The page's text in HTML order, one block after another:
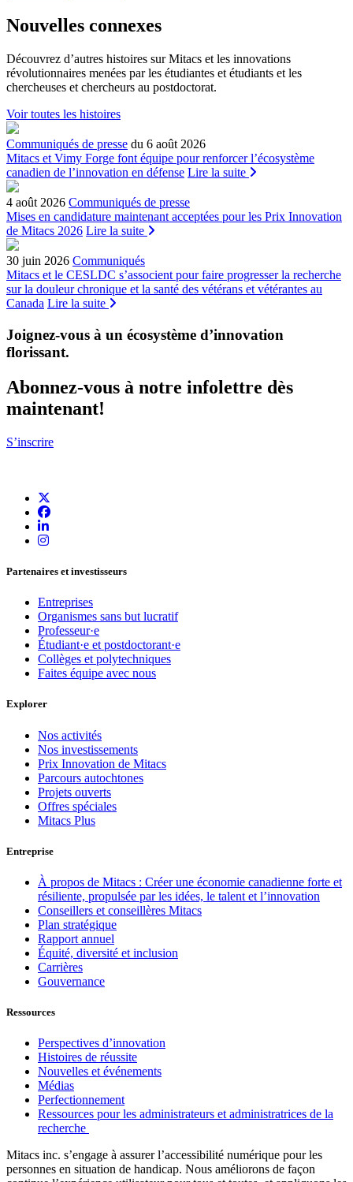
Nouvelles connexes
Découvrez d’autres histoires sur Mitacs et les innovations
révolutionnaires menées par les étudiantes et étudiants et les
chercheuses et chercheurs au postdoctorat.
Voir toutes les histoires
Communiqués de presse du 6 août 2026
Mitacs et Vimy Forge font équipe pour renforcer l’écosystème
canadien de l’innovation en défense Lire la suite
4 août 2026 Communiqués de presse
Mises en candidature maintenant acceptées pour les Prix Innovation
de Mitacs 2026 Lire la suite
30 juin 2026 Communiqués
Mitacs et le CESLDC s’associent pour faire progresser la recherche
sur la douleur chronique et la santé des vétérans et vétérantes au
Canada Lire la suite
Joignez-vous à un écosystème d’innovation
florissant.
Abonnez-vous à notre infolettre dès
maintenant!
S’inscrire
Partenaires et investisseurs
Entreprises
Organismes sans but lucratif
Professeur·e
Étudiant·e et postdoctorant·e
Collèges et polytechniques
Faites équipe avec nous
Explorer
Nos activités
Nos investissements
Prix Innovation de Mitacs
Parcours autochtones
Projets ouverts
Offres spéciales
Mitacs Plus
Entreprise
À propos de Mitacs : Créer une économie canadienne forte et
résiliente, propulsée par les idées, le talent et l’innovation
Conseillers et conseillères Mitacs
Plan stratégique
Rapport annuel
Équité, diversité et inclusion
Carrières
Gouvernance
Ressources
Perspectives d’innovation
Histoires de réussite
Nouvelles et événements
Médias
Perfectionnement
Ressources pour les administrateurs et administratrices de la
recherche
Mitacs inc. s’engage à assurer l’accessibilité numérique pour les
personnes en situation de handicap. Nous améliorons de façon